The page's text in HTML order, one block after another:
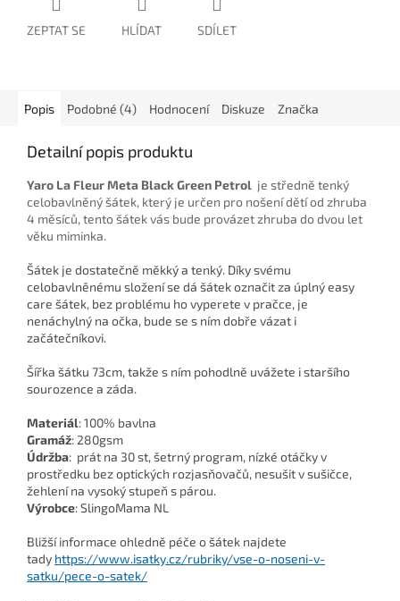
ZEPTAT SE HLÍDAT SDÍLET
Popis Podobné (4) Hodnocení Diskuze Značka
Detailní popis produktu
Yaro La Fleur Meta Black Green Petrol je středně tenký
celobavlněný šátek, který je určen pro nošení dětí od zhruba
4 měsíců, tento šátek vás bude provázet zhruba do dvou let
věku miminka.
Šátek je dostatečně měkký a tenký. Díky svému
celobavlněnému složení se dá šátek označit za úplný easy
care šátek, bez problému ho vyperete v pračce, je
nenáchylný na očka, bude se s ním dobře vázat i
začátečníkovi.
Šířka šátku 73cm, takže s ním pohodlně uvážete i staršího
sourozence a záda.
Materiál: 100% bavlna
Gramáž: 280gsm
Údržba: prát na 30 st, šetrný program, nízké otáčky v
prostředku bez optických rozjasňovačů, nesušit v sušičce,
žehlení na vysoký stupeň s párou.
Výrobce: SlingoMama NL
Bližší informace ohledně péče o šátek najdete
tady https://www.isatky.cz/rubriky/vse-o-noseni-v-
satku/pece-o-satek/